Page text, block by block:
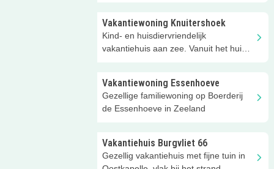
Vakantiewoning Knuitershoek
Kind- en huisdiervriendelijk
vakantiehuis aan zee. Vanuit het huis
Vakantiewoning Essenhoeve
Gezellige familiewoning op Boerderij
de Essenhoeve in Zeeland
Vakantiehuis Burgvliet 66
Gezellig vakantiehuis met fijne tuin in